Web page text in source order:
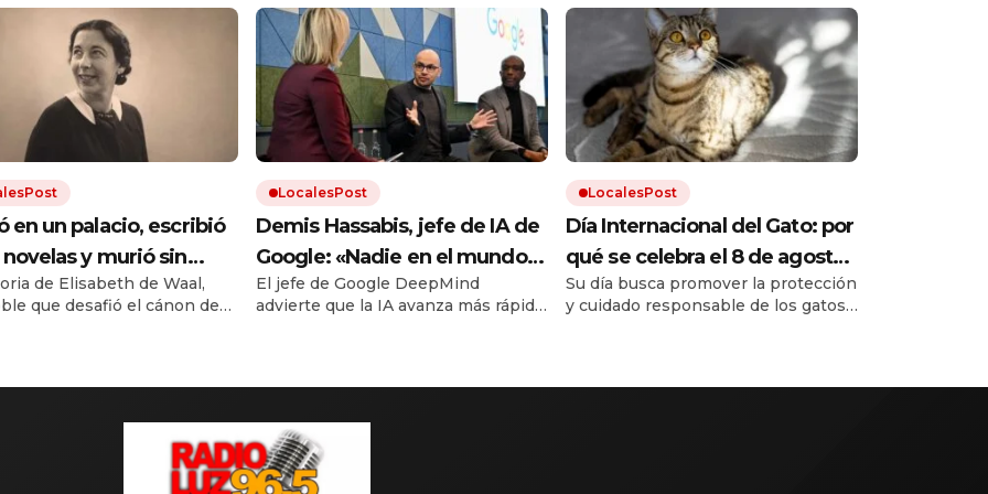
en un palacio, escribió
y murió sin
ninguna: décadas
su nieto hizo que el
de Elisabeth de Waal,
que desafió el cánon de
LocalesPost
Demis Hassabis, jefe de IA de
Google: «Nadie en el mundo
sabe con certeza qué va a
pasar de aquí en adelante, y
El jefe de Google DeepMind
advierte que la IA avanza más rápido
que sea demasiado tarde.
LocalesPost
Día Internacional del Gato: por
qué se celebra el 8 de agosto
y cómo hacer feliz a tu felino
Su día busca promover la protección
y cuidado responsable de los gatos.
bienestar de los gatos.